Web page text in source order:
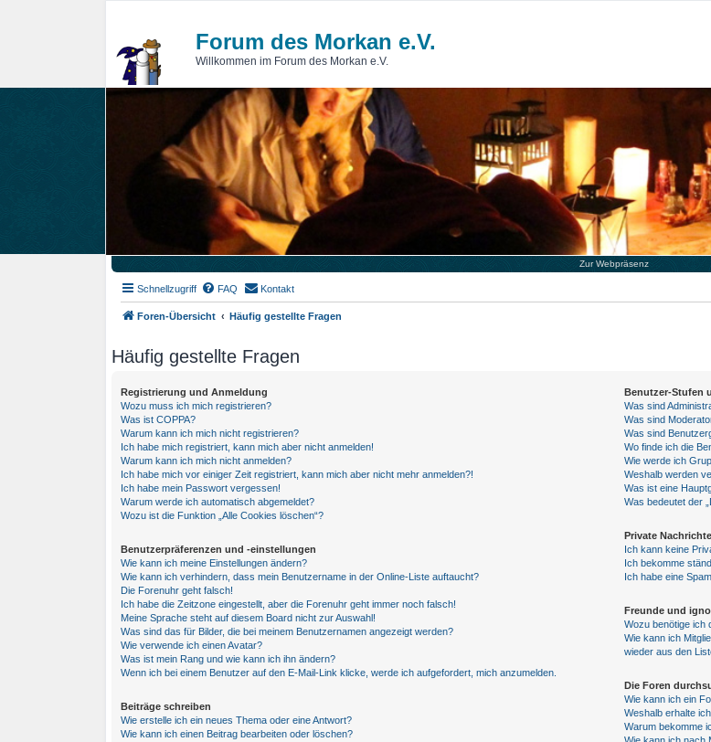
Forum des Morkan e.V.
Willkommen im Forum des Morkan e.V.
Zur Webpräsenz
Schnellzugriff FAQ Kontakt
Foren-Übersicht Häufig gestellte Fragen
Häufig gestellte Fragen
Registrierung und Anmeldung
Wozu muss ich mich registrieren?
Was ist COPPA?
Warum kann ich mich nicht registrieren?
Ich habe mich registriert, kann mich aber nicht anmelden!
Warum kann ich mich nicht anmelden?
Ich habe mich vor einiger Zeit registriert, kann mich aber nicht mehr anmelden?!
Ich habe mein Passwort vergessen!
Warum werde ich automatisch abgemeldet?
Wozu ist die Funktion „Alle Cookies löschen“?
Benutzerpräferenzen und -einstellungen
Wie kann ich meine Einstellungen ändern?
Wie kann ich verhindern, dass mein Benutzername in der Online-Liste auftaucht?
Die Forenuhr geht falsch!
Ich habe die Zeitzone eingestellt, aber die Forenuhr geht immer noch falsch!
Meine Sprache steht auf diesem Board nicht zur Auswahl!
Was sind das für Bilder, die bei meinem Benutzernamen angezeigt werden?
Wie verwende ich einen Avatar?
Was ist mein Rang und wie kann ich ihn ändern?
Wenn ich bei einem Benutzer auf den E-Mail-Link klicke, werde ich aufgefordert, mich anzumelden.
Beiträge schreiben
Wie erstelle ich ein neues Thema oder eine Antwort?
Wie kann ich einen Beitrag bearbeiten oder löschen?
Benutzer-Stufen
Was sind
Was sind
Was sind
Wo finde ich die
Wie werde ich
Weshalb werden
Was ist eine
Was bedeutet der
Private
Ich kann keine
Ich bekomme
Ich habe eine
Freunde und
Wozu benötige ich
Wie kann ich
wieder aus den
Die Foren
Wie kann ich ein
Weshalb erhalte
Warum bekomme
Wie kann ich nach